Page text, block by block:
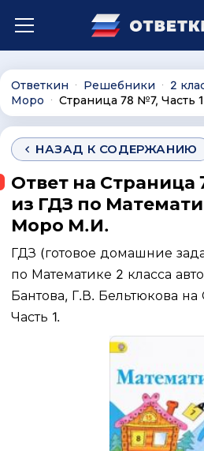
Ответкин ∙ Решебники ∙ 2
Моро ∙ Страница 78 №7, Часть 1
НАЗАД К СОДЕРЖАНИЮ
Ответ на Страница
из ГДЗ по
Моро М.И.
ГДЗ (готовое домашние
по Математике 2 класса
Бантова, Г.В. Бельтюкова
Часть 1.